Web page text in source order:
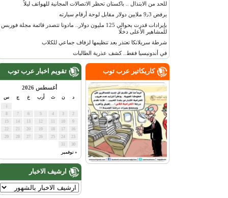
للحد من الابتذال .. باكستان تحظر الاتصالات المجانية للهواتف ليلاً
يرفض 9٫3 ملايين دولار مقابل لوحة أرقام سيارته
بإيرادات قدرت بحوالي 125 مليون دولار.. مادونا تتصدر قائمة مجلة فوربس
للمشاهير الأعلى دخلًا
شرطة سريلانكا تعتذر بعد تنظيمها لزفاف جماعي للكلاب
في أندونيسيا فقط.. كشف عذرية الطالبات
تقويم اخبار عرب توب
أغسطس 2026
أرب س
« نوفمبر
ارشيف الاخبار
كاريكاتير عرب توب